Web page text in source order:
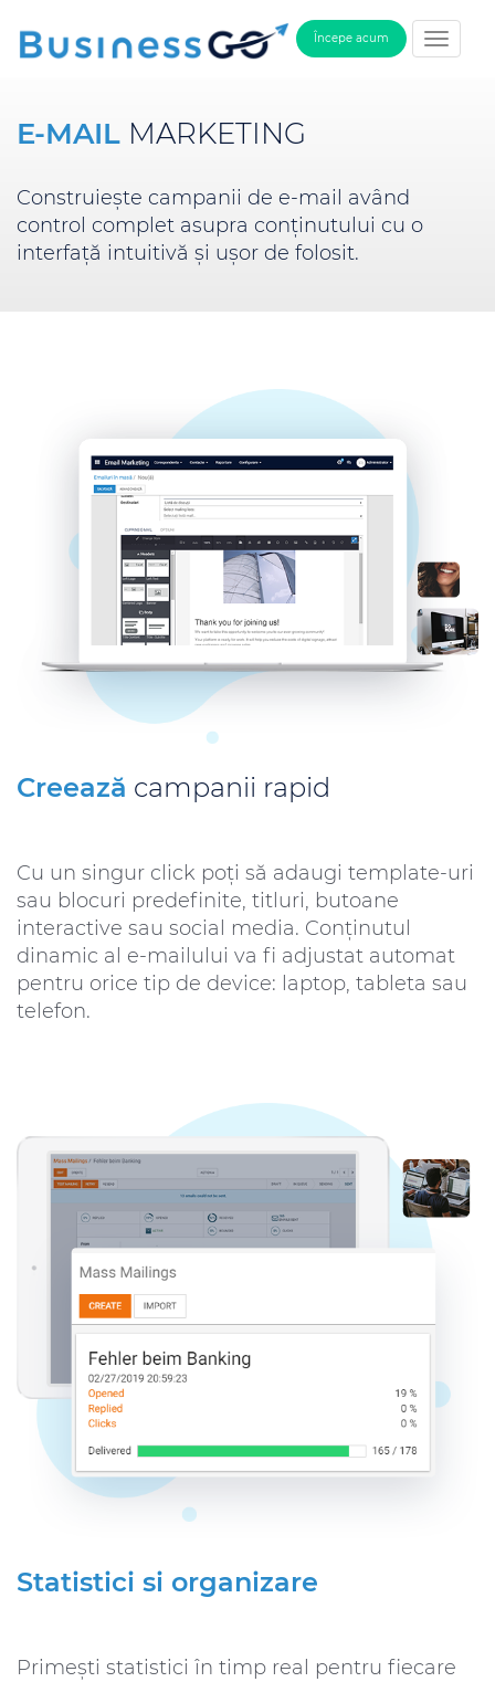
Începe acum
E-MAIL MARKETING
Construiește campanii de e-mail având
control complet asupra conținutului cu o
interfață intuitivă și ușor de folosit.
Creează campanii rapid
Cu un singur click poți să adaugi template-uri
sau blocuri predefinite, titluri, butoane
interactive sau social media. Conținutul
dinamic al e-mailului va fi adjustat automat
pentru orice tip de device: laptop, tableta sau
telefon.
Statistici si organizare
Primești statistici în timp real pentru fiecare